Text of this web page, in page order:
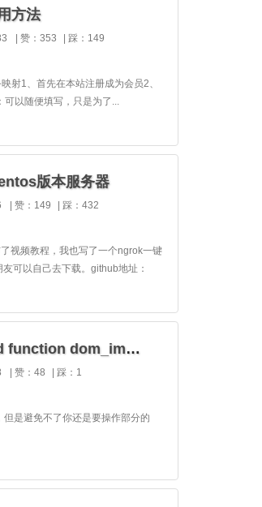
方法
赞：353
踩：149
射1、首先在本站注册成为会员2、
以随便填写，只是为了...
版本服务器
赞：149
踩：432
视频教程，我也写了一个ngrok一键
可以自己去下载。github地址：
php常见错误Call to undefined function dom_import_simplexml()
赞：48
踩：1
是避免不了你还是要操作部分的